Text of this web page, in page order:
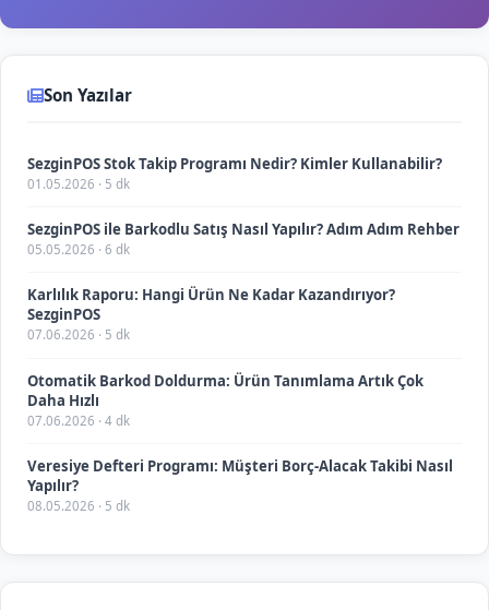
Son Yazılar
SezginPOS Stok Takip Programı Nedir? Kimler Kullanabilir?
01.05.2026 · 5 dk
SezginPOS ile Barkodlu Satış Nasıl Yapılır? Adım Adım Rehber
05.05.2026 · 6 dk
Karlılık Raporu: Hangi Ürün Ne Kadar Kazandırıyor?
SezginPOS
07.06.2026 · 5 dk
Otomatik Barkod Doldurma: Ürün Tanımlama Artık Çok
Daha Hızlı
07.06.2026 · 4 dk
Veresiye Defteri Programı: Müşteri Borç-Alacak Takibi Nasıl
Yapılır?
08.05.2026 · 5 dk